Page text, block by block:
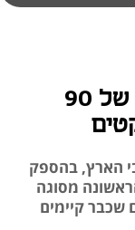
ערבה פאוור תקבל מימון של 90
הארץ, בהספק
הראשונה מסוגה
שכבר קיימים